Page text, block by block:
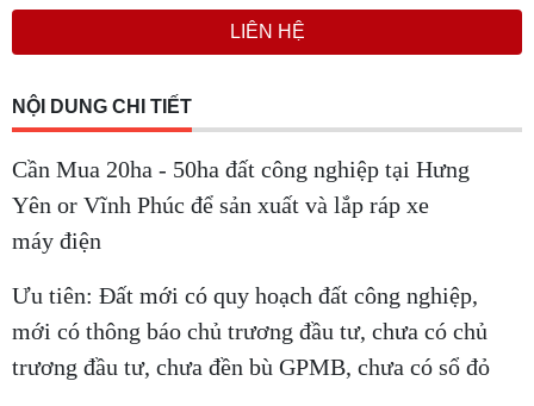
LIÊN HỆ
NỘI DUNG CHI TIẾT
Cần Mua 20ha - 50ha đất công nghiệp tại Hưng
Yên or Vĩnh Phúc để sản xuất và lắp ráp xe
máy điện
Ưu tiên: Đất mới có quy hoạch đất công nghiệp,
mới có thông báo chủ trương đầu tư, chưa có chủ
trương đầu tư, chưa đền bù GPMB, chưa có sổ đỏ